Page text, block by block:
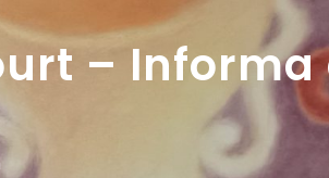
– Informa